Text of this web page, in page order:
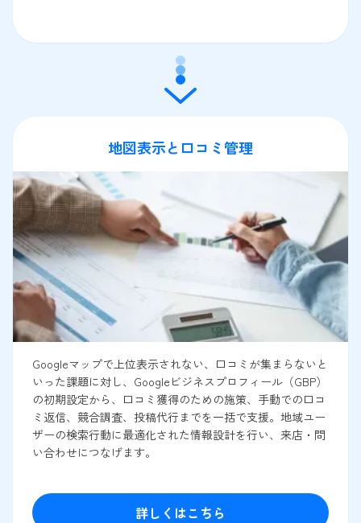
地図表示と口コミ管理
Googleマップで上位表示されない、口コミが集まらないと
いった課題に対し、Googleビジネスプロフィール（GBP）
の初期設定から、口コミ獲得のための施策、手動での口コ
ミ返信、競合調査、投稿代行までを一括で支援。地域ユー
ザーの検索行動に最適化された情報設計を行い、来店・問
い合わせにつなげます。
詳しくはこちら